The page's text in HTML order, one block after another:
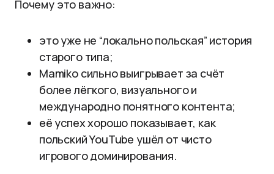
Почему это важно:
это уже не “локально польская” история
старого типа;
Mamiko сильно выигрывает за счёт
более лёгкого, визуального и
международно понятного контента;
её успех хорошо показывает, как
польский YouTube ушёл от чисто
игрового доминирования.